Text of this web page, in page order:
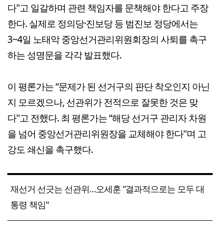
다"고 일갈하며 관련 책임자를 문책해야 한다고 주장
한다. 실제로 정의당·진보당 등 범진보 정당에서는
3~4일 노태악 중앙선거관리위원회장의 사퇴를 촉구
하는 성명문을 각각 발표했다.
이 평론가는 “문제가 된 선거구의 판단 착오인지 아닌
지 모르겠으나, 선관위가 전적으로 잘못한 것은 맞
다"고 전했다. 최 평론가는 “해당 선거구 관리자 차원
을 넘어 중앙선거관리위원장을 교체해야 한다"며 고
강도 쇄신을 촉구했다.
재선거 선긋는 선관위…오세훈 “결과적으로는 모두 대
통령 책임"